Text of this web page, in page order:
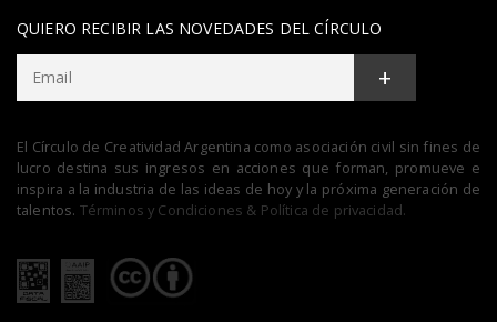
QUIERO RECIBIR LAS NOVEDADES DEL CÍRCULO
+
El Círculo de Creatividad Argentina como asociación civil sin fines de
lucro destina sus ingresos en acciones que forman, promueve e
inspira a la industria de las ideas de hoy y la próxima generación de
talentos. Términos y Condiciones & Política de privacidad.